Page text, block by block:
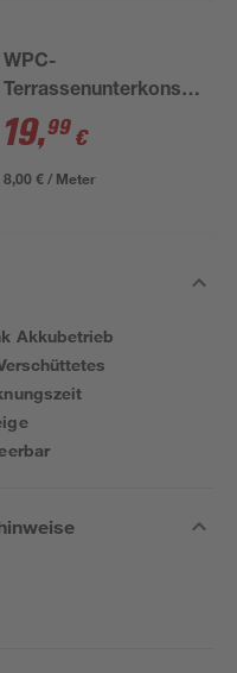
WPC-
anthrazit 2500 x 60 x
30 mm
19,99 €
8,00 € / Meter
Akkubetrieb